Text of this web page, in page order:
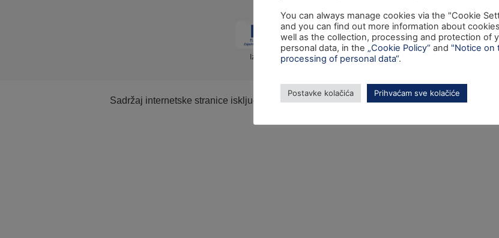
Izrada internetske stranice sufinancirana je sredstvima tehničke pomoći
„Konkurentnost i kohezija“ iz Europskog fonda za regionalni
© SAFU 2023. - Sva prava pridržana.
Sadržaj internetske stranice isključiva je odgovornost Središnje agencije za financiranje i
You can always manage cookies via the "Cookie
and you can find out more information about
well as the collection, processing and protection of
personal data, in the „Cookie Policy“ and "Notice on
processing of personal data“.
Postavke kolačića Prihvaćam sve kolačiće